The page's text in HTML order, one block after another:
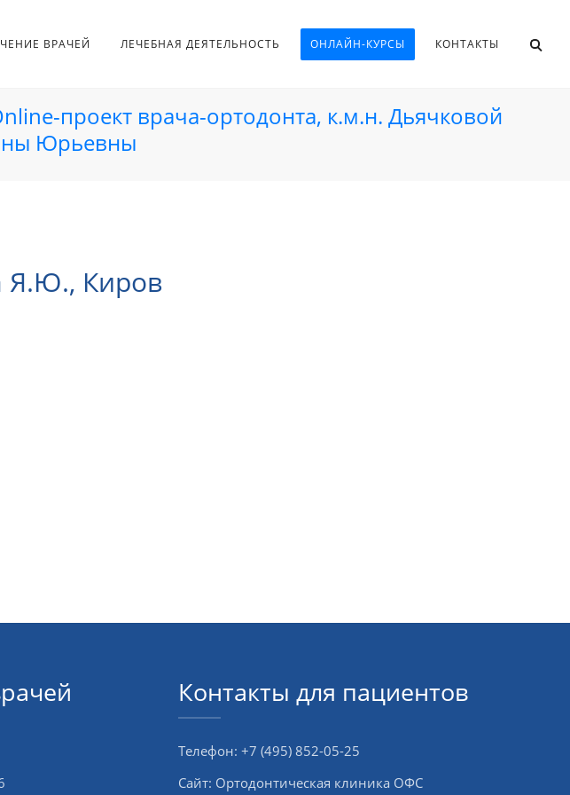
ВРАЧЕЙ ЛЕЧЕБНАЯ ДЕЯТЕЛЬНОСТЬ ОНЛАЙН-КУРСЫ КОНТАКТЫ
проект врача-ортодонта, к.м.н. Дьячковой
Юрьевны
Я.Ю., Киров
Контакты для пациентов
Телефон: +7 (495) 852-05-25
Сайт: Ортодонтическая клиника ОФС